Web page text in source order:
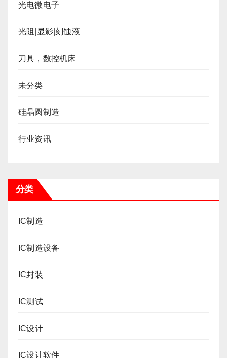
光电微电子
光阻|显影|刻蚀液
刀具，数控机床
未分类
硅晶圆制造
行业资讯
分类
IC制造
IC制造设备
IC封装
IC测试
IC设计
IC设计软件